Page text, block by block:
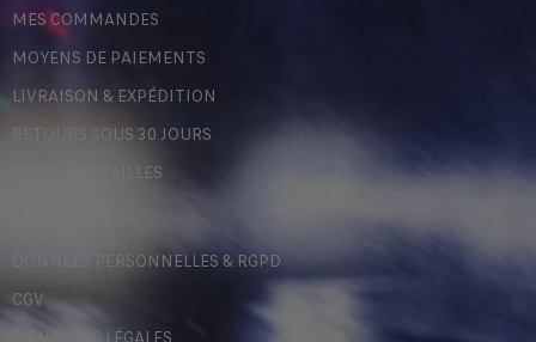
MES COMMANDES
MOYENS DE PAIEMENTS
LIVRAISON & EXPÉDITION
RETOURS SOUS 30 JOURS
GUIDE DES TAILLES
DONNÉES PERSONNELLES & RGPD
CGV